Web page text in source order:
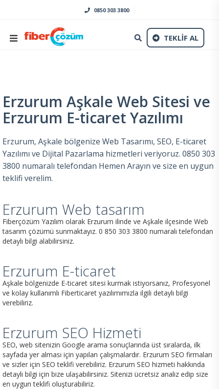
0850 303 3800
TEKLİF AL
Erzurum Aşkale Web Sitesi ve
Erzurum E-ticaret Yazılımı
Erzurum, Aşkale bölgenize Web Tasarımı, SEO, E-ticaret
Yazılımı ve Dijital Pazarlama hizmetleri veriyoruz. 0850 303
3800 numaralı telefondan Hemen Arayın ve size en uygun
teklifi verelim.
Erzurum Web tasarım
Fiberçözüm Yazılım olarak Erzurum ilinde ve Aşkale ilçesinde Web
tasarım çözümü sunmaktayız. 0 850 303 3800 numaralı telefondan
detaylı bilgi alabilirsiniz.
Erzurum E-ticaret
Aşkale bölgenizde E-ticaret sitesi kurmak istiyorsanız, Profesyonel
ve kolay kullanımlı Fiberticaret yazılımımızla ilgili detaylı bilgi
verebiliriz.
Erzurum SEO Hizmeti
SEO, web sitenizin Google arama sonuçlarında üst sıralarda, ilk
sayfada yer alması için yapılan çalışmalardır. Erzurum SEO firmaları
ve sizler için SEO teklifi verebiliriz. Erzurum SEO hizmeti hakkında
detaylı bilgi için bize ulaşabilirsiniz. Sitenizi ücretsiz analiz edip size
en uygun teklifi oluşturabiliriz.